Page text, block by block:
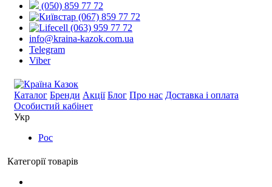
(050) 859 77 72
(067) 859 77 72
(063) 959 77 72
info@kraina-kazok.com.ua
Telegram
Viber
Каталог Бренди Акції Блог Про нас Доставка і оплата
Особистий кабінет
Укр
Рос
Категорії товарів